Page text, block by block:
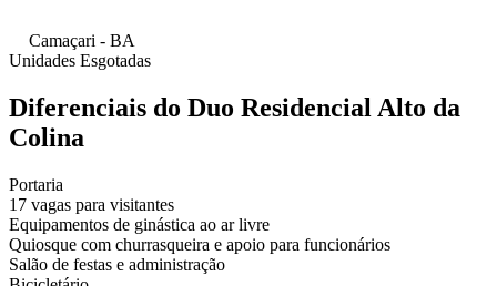
Camaçari - BA
Unidades Esgotadas
Diferenciais do Duo Residencial Alto da
Colina
Portaria
17 vagas para visitantes
Equipamentos de ginástica ao ar livre
Quiosque com churrasqueira e apoio para funcionários
Salão de festas e administração